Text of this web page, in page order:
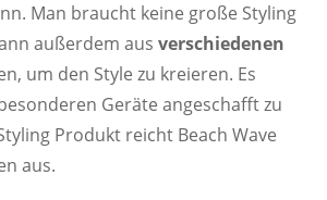
Man braucht keine große Styling
außerdem aus verschiedenen
um den Style zu kreieren. Es
Geräte angeschafft zu
Produkt reicht Beach Wave
aus.